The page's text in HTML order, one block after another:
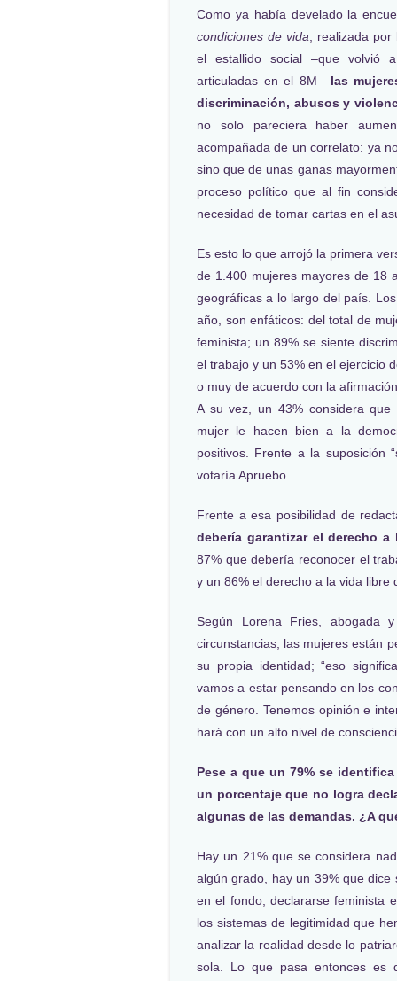
Como ya había develado la
condiciones de vida , realizada
el estallido social –que volvió
articuladas en el 8M– las
discriminación, abusos y
no solo pareciera haber
acompañada de un correlato: ya
sino que de unas ganas
proceso político que al fin
necesidad de tomar cartas en el
Es esto lo que arrojó la primera
de 1.400 mujeres mayores de 18
geográficas a lo largo del país.
año, son enfáticos: del total de
feminista; un 89% se siente
el trabajo y un 53% en el ejercicio
o muy de acuerdo con la
A su vez, un 43% considera
mujer le hacen bien a la
positivos. Frente a la suposición
votaría Apruebo.
Frente a esa posibilidad de
debería garantizar el derecho
87% que debería reconocer el
y un 86% el derecho a la vida libre
Según Lorena Fries, abogada
circunstancias, las mujeres están
su propia identidad; “eso
vamos a estar pensando en los
de género. Tenemos opinión e
hará con un alto nivel de
Pese a que un 79% se
un porcentaje que no logra
algunas de las demandas. ¿A
Hay un 21% que se considera
algún grado, hay un 39% que dice
en el fondo, declararse feminista
los sistemas de legitimidad que
analizar la realidad desde lo
sola. Lo que pasa entonces es